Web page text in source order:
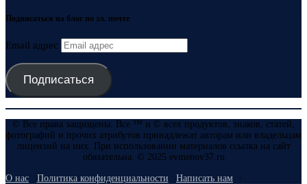
Подписаться на блог по эл. почте
Email адрес
Подписаться
© Все права защищены. Все ™ и © всех продуктов, знаков, статей,
фотографий и прочих атрибутов принадлежат авторам или владельцам
лицензий на них. При использовании материалов ссылка на сайт
обязательна. © 2025 evmenov37.ru
О нас Политика конфиденциальности Написать нам